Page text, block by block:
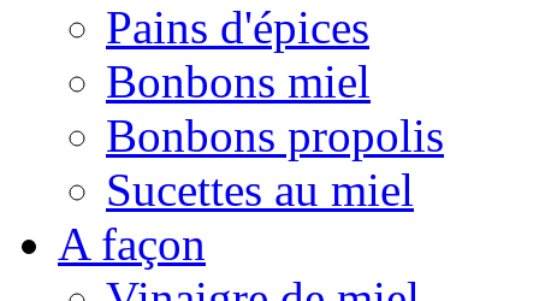
Pains d'épices
Bonbons miel
Bonbons propolis
Sucettes au miel
A façon